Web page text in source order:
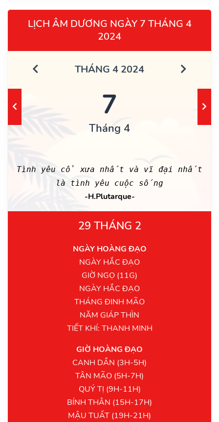
LỊCH ÂM DƯƠNG NGÀY 7 THÁNG 4
2024
THÁNG 4 2024
7
Tháng 4
Tình yêu cổ xưa nhất và vĩ đại nhất
là tình yêu cuộc sống
-H.Plutarque-
29 THÁNG 2
NGÀY HOÀNG ĐẠO
NGÀY HẮC ĐẠO
GIỜ NGỌ (11G)
NGÀY HẮC ĐẠO
THÁNG ĐINH MÃO
NĂM GIÁP THÌN
TIẾT KHÍ: THANH MINH
GIỜ HOÀNG ĐẠO
CANH DẦN (3H-5H)
TÂN MÃO (5H-7H)
QUÝ TỊ (9H-11H)
BÍNH THÂN (15H-17H)
MẬU TUẤT (19H-21H)